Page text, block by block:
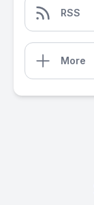
RSS
More